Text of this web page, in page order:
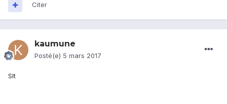
Citer
kaumune
Posté(e) 5 mars 2017
Slt